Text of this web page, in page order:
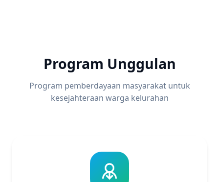
Program Unggulan
Program pemberdayaan masyarakat untuk
kesejahteraan warga kelurahan